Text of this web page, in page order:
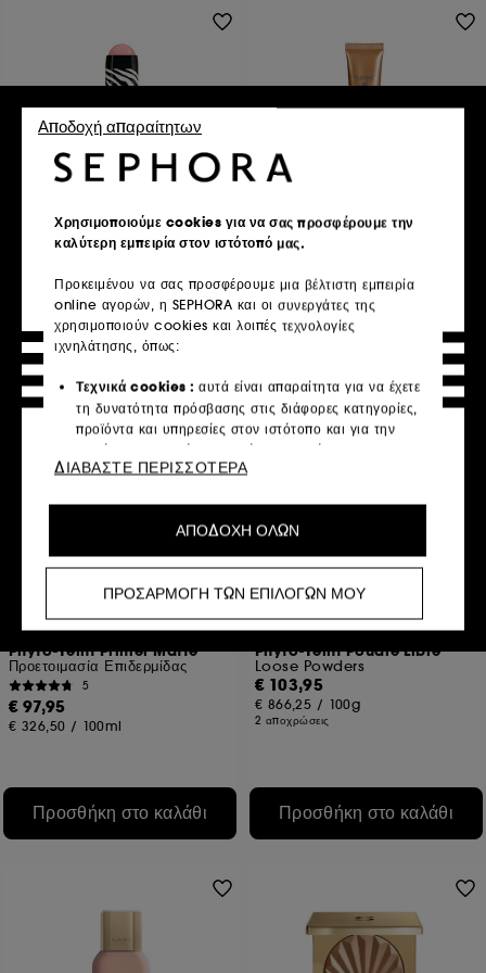
Phyto-Blush Twist N°3
Papaya
19
€ 73,95
€ 1.344,55 /100g
6 αποχρώσεις
Προσθήκη στο καλάθι
Phyto-Touche Gel Glow
Bronzers
€ 94,95
€ 316,50 /100ml
Προσθήκη στο καλάθι
SISLEY
Phyto-Teint Primer Matte
Προετοιμασία Επιδερμίδας
5
€ 97,95
€ 326,50 / 100ml
Προσθήκη στο καλάθι
SISLEY
Phyto-Teint Poudre Libre
Loose Powders
€ 103,95
€ 866,25 / 100g
2 αποχρώσεις
Προσθήκη στο καλάθι
Χρησιμοποιούμε cookies για να σας προσφέρουμε την
καλύτερη εμπειρία στον ιστότοπό μας.
Προκειμένου να σας προσφέρουμε μια βέλτιστη εμπειρία
online αγορών, η SEPHORA και οι συνεργάτες της
χρησιμοποιούν cookies και λοιπές τεχνολογίες
ιχνηλάτησης, όπως:
Τεχνικά cookies : αυτά είναι απαραίτητα για να έχετε
τη δυνατότητα πρόσβασης στις διάφορες κατηγορίες,
προϊόντα και υπηρεσίες στον ιστότοπο και για την
ασφάλεια του ιστότοπου. Είναι απαραίτητα για την
τεχνική λειτουργία του ιστότοπου και δεν μπορούν να
Cookies εξατομίκευσης :μας επιτρέπουν να σας
παρέχουμε μια βελτιωμένη και εξατομικευμένη εμπειρία
προτείνοντας προϊόντα, υπηρεσίες και περιεχόμενο που
ταιριάζουν καλύτερα στις προτιμήσεις σας και να σας
παρέχουμε προωθητικές προσφορές προσαρμοσμένες
στο προφίλ σας.
Κοινωνικά δίκτυα και διαφημιστικά cookies:
χρησιμοποιούνται για να σας δείχνουν περιεχόμενο που
μπορεί να σας αρέσει μέσω διαφημίσεων,
Στατιστικά cookies μέτρησης κοινού :μας επιτρέπουν
επισκεπτών στον ιστότοπό μας και τις συνήθειες
Cookies για την εξασφάλιση online πληρωμών :μας
ΑΠΟΔΟΧΗ ΟΛΩΝ
Αποδοχή απαραίτητων
ΠΡΟΣΑΡΜΟΓΗ ΤΩΝ ΕΠΙΛΟΓΩΝ ΜΟΥ
ΔΙΑΒΑΣΤΕ ΠΕΡΙΣΣΟΤΕΡΑ